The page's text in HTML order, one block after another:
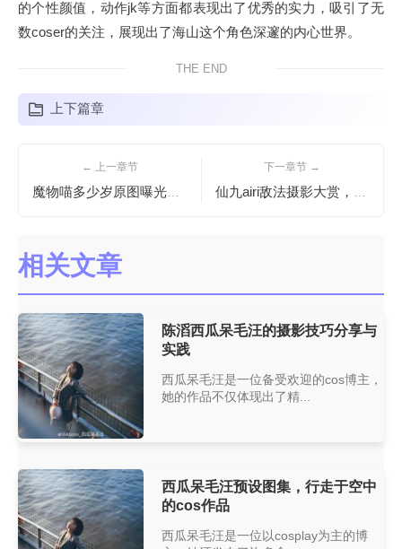
的个性颜值，动作jk等方面都表现出了优秀的实力，吸引了无
数coser的关注，展现出了海山这个角色深邃的内心世界。
THE END
上下篇章
← 上一章节 下一章节 →
相关文章
陈滔西瓜呆毛汪的摄影技巧分享与
实践
西瓜呆毛汪是一位备受欢迎的cos博主，
她的作品不仅体现出了精...
西瓜呆毛汪预设图集，行走于空中
的cos作品
西瓜呆毛汪是一位以cosplay为主的博